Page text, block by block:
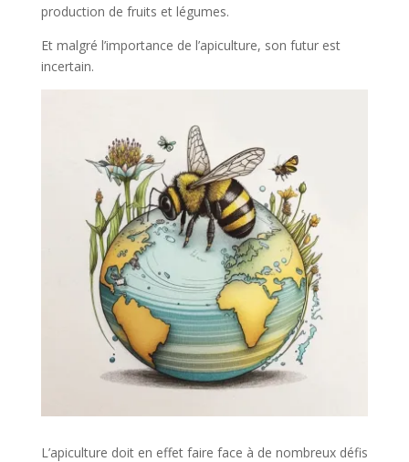
production de fruits et légumes.
Et malgré l’importance de l’apiculture, son futur est
incertain.
L’apiculture doit en effet faire face à de nombreux défis